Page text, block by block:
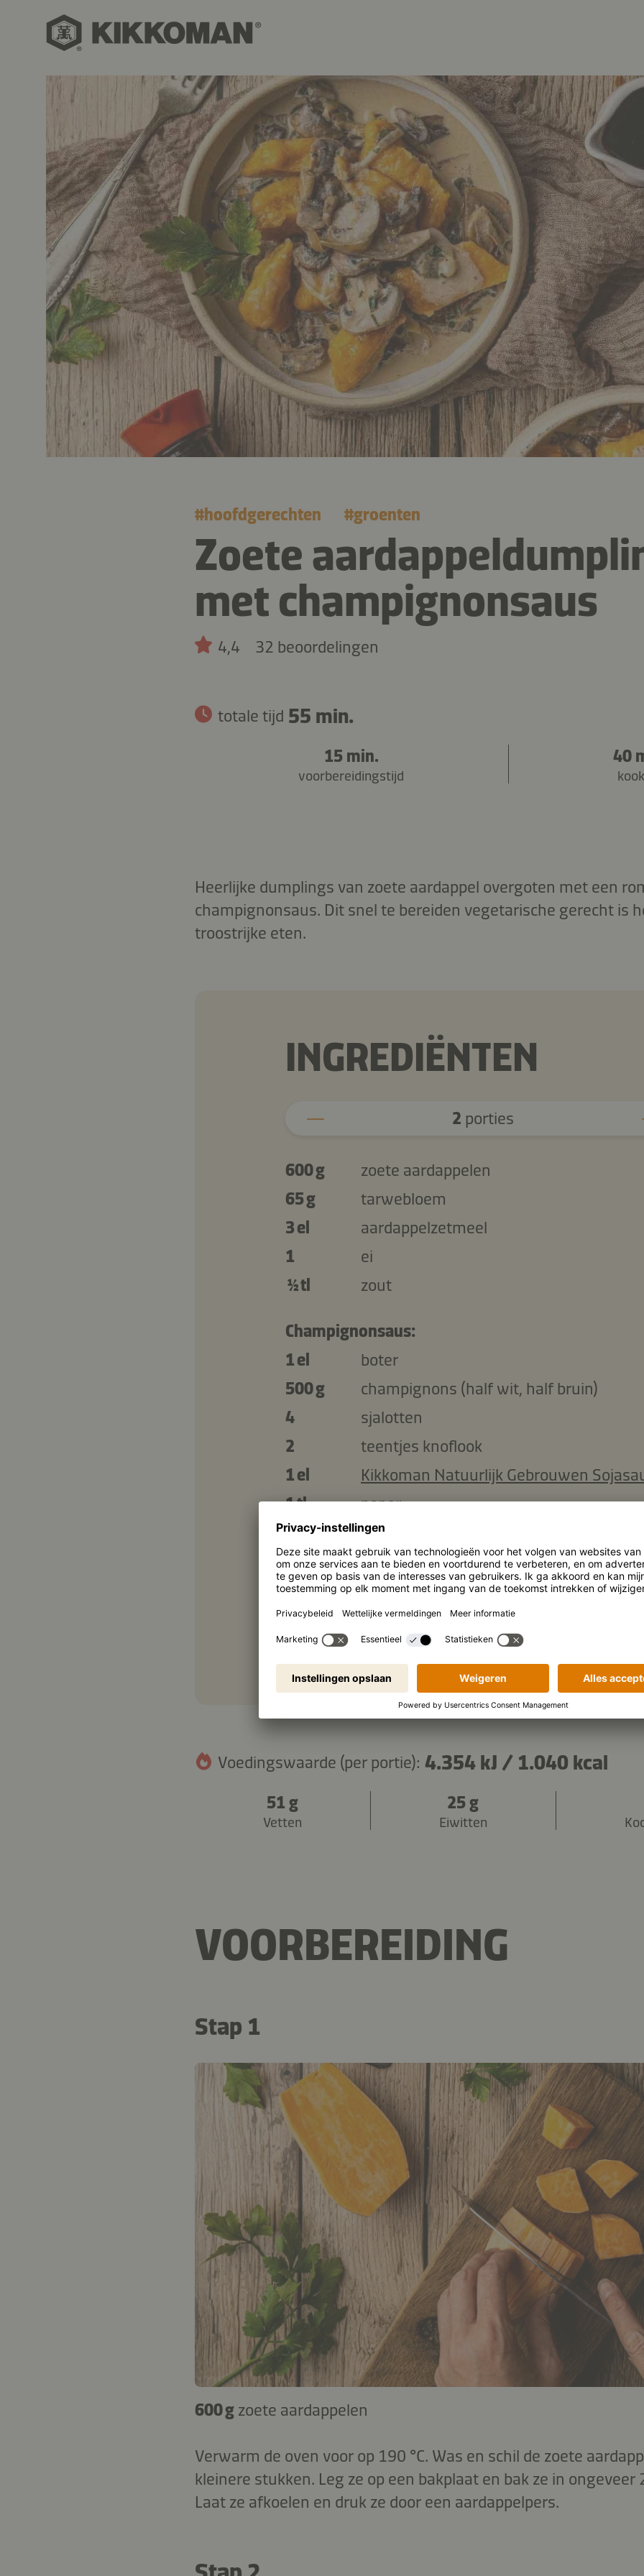
#hoofdgerechten #groenten
Zoete
met champignonsaus
4,4 32 beoordelingen
totale tijd 55 min.
15 min.
voorbereidingstijd
40
Heerlijke dumplings van zoete aardappel overgoten met een
champignonsaus. Dit snel te bereiden vegetarische gerecht is
troostrijke eten.
INGREDIËNTEN
2 porties
600 g
zoete aardappelen
65 g
tarwebloem
3 el
aardappelzetmeel
1
ei
½ tl
zout
Champignonsaus:
1 el
boter
500 g
champignons (half wit, half bruin)
4
sjalotten
2
teentjes knoflook
1 el
Kikkoman Natuurlijk Gebrouwen
1 tl
peper
250 ml
slagroom
½ bos(je) peterselie
ingrediënten kopiëren
Voedingswaarde (per portie): 4.354 kJ / 1.040 kcal
51 g
Vetten
25 g
Eiwitten
VOORBEREIDING
Stap 1
600 g zoete aardappelen
Verwarm de oven voor op 190 °C. Was en schil de zoete
kleinere stukken. Leg ze op een bakplaat en bak ze in
Laat ze afkoelen en druk ze door een aardappelpers.